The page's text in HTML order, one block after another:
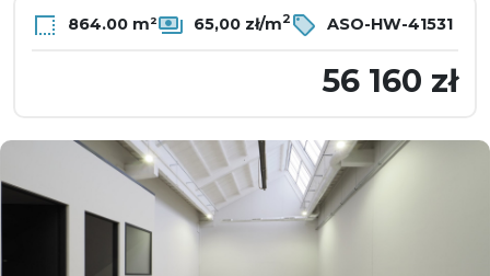
864.00 m² 65,00 zł/m2 ASO-HW-41531
56 160 zł